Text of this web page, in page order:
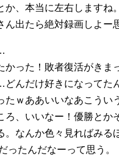
か、本当に左右しますね
ん出たら絶対録画しよー
かった！敗者復活がきま
んだけ好きになってた
たｗああいいなあこうい
ろ、いいなー！優勝とか
。なんか色々見ればみる
ったんだなーって思う。